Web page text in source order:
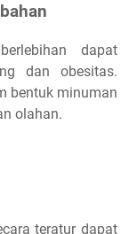
dapat
dan obesitas.
bentuk minuman
olahan.
teratur dapat